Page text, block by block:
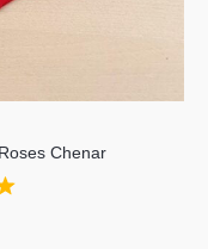
Chenar